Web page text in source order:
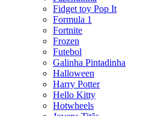
Fidget toy Pop It
Formula 1
Fortnite
Frozen
Futebol
Galinha Pintadinha
Halloween
Harry Potter
Hello Kitty
Hotwheels